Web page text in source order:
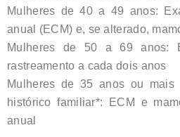
Mulheres de 40 a 49 anos:
anual (ECM) e, se alterado,
Mulheres de 50 a 69 anos:
rastreamento a cada dois anos
Mulheres de 35 anos ou mais
histórico familiar*: ECM e
anual